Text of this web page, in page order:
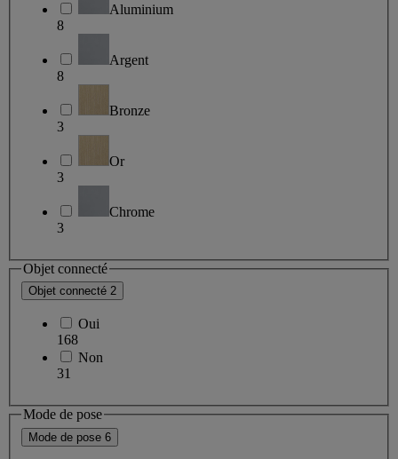
Aluminium
8
Argent
8
Bronze
3
Or
3
Chrome
3
Objet connecté
Objet connecté 2
Oui
168
Non
31
Mode de pose
Mode de pose 6